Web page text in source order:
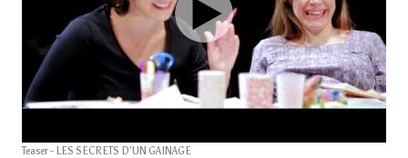
Teaser - LES SECRETS D'UN GAINAGE